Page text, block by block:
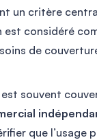
un critère
considéré
de
est souvent
que l’usage